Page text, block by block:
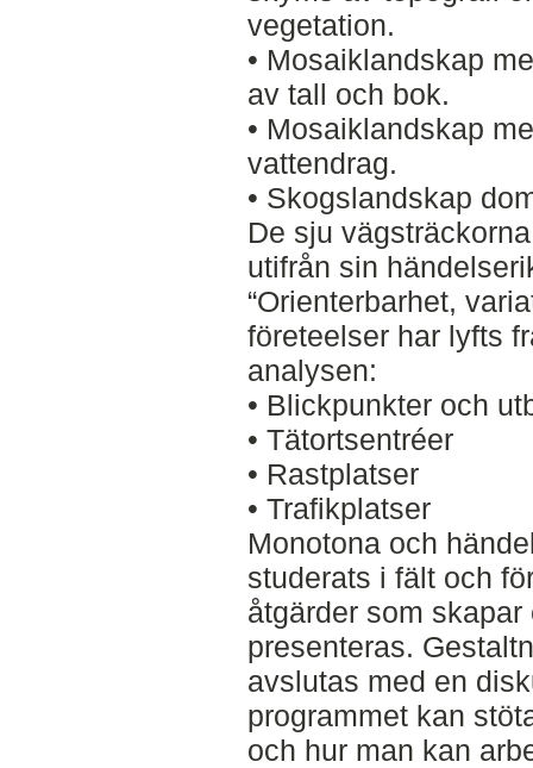
vegetation.
• Mosaiklandskap
av tall och bok.
• Mosaiklandskap
vattendrag.
• Skogslandskap
De sju
utifrån sin
“Orienterbarhet,
företeelser har lyfts
analysen:
• Blickpunkter och
• Tätortsentréer
• Rastplatser
• Trafikplatser
Monotona och
studerats i fält och
åtgärder som
presenteras.
avslutas med en
programmet kan
och hur man kan